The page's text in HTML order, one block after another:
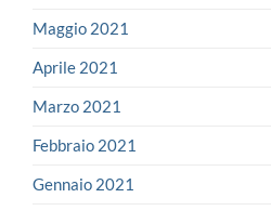
Maggio 2021
Aprile 2021
Marzo 2021
Febbraio 2021
Gennaio 2021